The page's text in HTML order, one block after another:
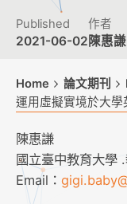
Published
2021-06-02
作者
陳惠
Home 論文期刊
運用虛擬實境於大
陳惠謙
國立臺中教育大學
Email：